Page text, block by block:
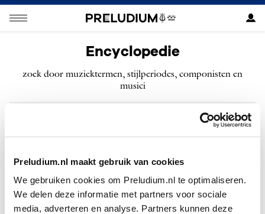
Preludium.nl maakt gebruik van cookies
We gebruiken cookies om Preludium.nl te optimaliseren.
We delen deze informatie met partners voor sociale
media, adverteren en analyse. Partners kunnen deze
Encyclopedie
zoek door muziektermen, stijlperiodes, componisten en
musici
ZOEKEN
Geen resultaten gevonden voor “”.